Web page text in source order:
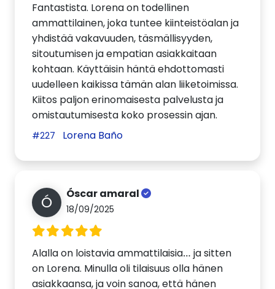
Fantastista. Lorena on todellinen
ammattilainen, joka tuntee kiinteistöalan ja
yhdistää vakavuuden, täsmällisyyden,
sitoutumisen ja empatian asiakkaitaan
kohtaan. Käyttäisin häntä ehdottomasti
uudelleen kaikissa tämän alan liiketoimissa.
Kiitos paljon erinomaisesta palvelusta ja
omistautumisesta koko prosessin ajan.
#227 Lorena Baño
Ó Óscar amaral
18/09/2025
Alalla on loistavia ammattilaisia… ja sitten
on Lorena. Minulla oli tilaisuus olla hänen
asiakkaansa, ja voin sanoa, että hänen